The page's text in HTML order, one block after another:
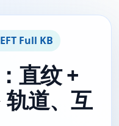
Full KB
直纹 +
道、互